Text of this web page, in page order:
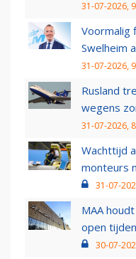
31-07-2026,
Voormalig
Swelheim
31-07-2026,
Rusland
wegens
31-07-2026,
Wachttijd
monteurs
31-07-
MAA
open
30-07-